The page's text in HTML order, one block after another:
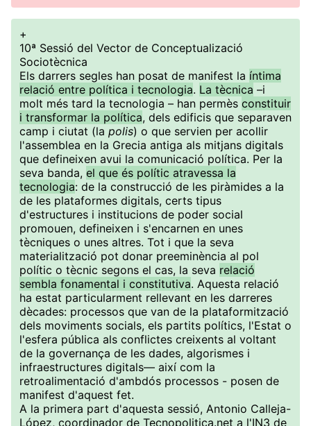
+
10ª Sessió del Vector de Conceptualizació
Sociotècnica
Els darrers segles han posat de manifest la íntima
relació entre política i tecnologia. La tècnica –i
molt més tard la tecnologia – han permès constituir
i transformar la política, dels edificis que separaven
camp i ciutat (la polis) o que servien per acollir
l'assemblea en la Grecia antiga als mitjans digitals
que defineixen avui la comunicació política. Per la
seva banda, el que és polític atravessa la
tecnologia: de la construcció de les piràmides a la
de les plataformes digitals, certs tipus
d'estructures i institucions de poder social
promouen, defineixen i s'encarnen en unes
tècniques o unes altres. Tot i que la seva
materialització pot donar preeminència al pol
polític o tècnic segons el cas, la seva relació
sembla fonamental i constitutiva. Aquesta relació
ha estat particularment rellevant en les darreres
dècades: processos que van de la plataformització
dels moviments socials, els partits polítics, l'Estat o
l'esfera pública als conflictes creixents al voltant
de la governança de les dades, algorismes i
infraestructures digitals— així com la
retroalimentació d'ambdós processos - posen de
manifest d'aquest fet.
A la primera part d'aquesta sessió, Antonio Calleja-
López, coordinador de Tecnopolitica.net a l'IN3 de